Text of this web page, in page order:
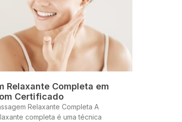
Relaxante Completa em
Certificado
Relaxante Completa A
completa é uma técnica